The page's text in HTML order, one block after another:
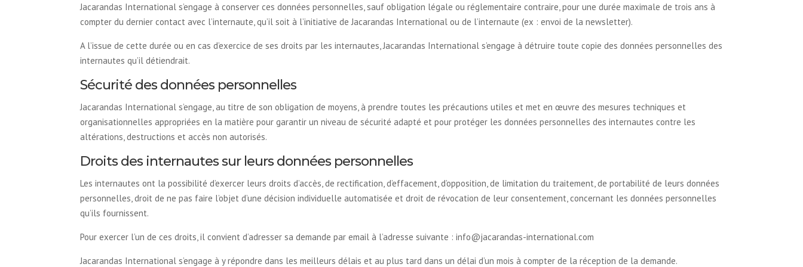
Jacarandas International s’engage à conserver ces données personnelles, sauf obligation légale ou réglementaire contraire, pour une durée maximale de trois ans à
compter du dernier contact avec l’internaute, qu’il soit à l’initiative de Jacarandas International ou de l’internaute (ex : envoi de la newsletter).
A l’issue de cette durée ou en cas d’exercice de ses droits par les internautes, Jacarandas International s’engage à détruire toute copie des données personnelles des
internautes qu’il détiendrait.
Sécurité des données personnelles
Jacarandas International s’engage, au titre de son obligation de moyens, à prendre toutes les précautions utiles et met en œuvre des mesures techniques et
organisationnelles appropriées en la matière pour garantir un niveau de sécurité adapté et pour protéger les données personnelles des internautes contre les
altérations, destructions et accès non autorisés.
Droits des internautes sur leurs données personnelles
Les internautes ont la possibilité d’exercer leurs droits d’accès, de rectification, d’effacement, d’opposition, de limitation du traitement, de portabilité de leurs données
personnelles, droit de ne pas faire l’objet d’une décision individuelle automatisée et droit de révocation de leur consentement, concernant les données personnelles
qu’ils fournissent.
Pour exercer l’un de ces droits, il convient d’adresser sa demande par email à l’adresse suivante : info@jacarandas-international.com
Jacarandas International s’engage à y répondre dans les meilleurs délais et au plus tard dans un délai d’un mois à compter de la réception de la demande.